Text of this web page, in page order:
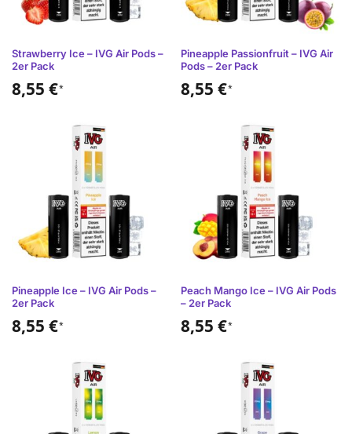
Strawberry Ice – IVG Air Pods –
2er Pack
8,55 €*
Pineapple Passionfruit – IVG Air
Pods – 2er Pack
8,55 €*
Pineapple Ice – IVG Air Pods –
2er Pack
8,55 €*
Peach Mango Ice – IVG Air Pods
– 2er Pack
8,55 €*